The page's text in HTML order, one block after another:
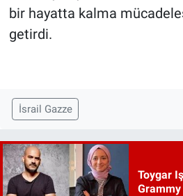
bir hayatta kalma
getirdi.
İsrail Gazze
Toygar